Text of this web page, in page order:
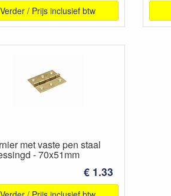
Verder / Prijs inclusief btw
met vaste pen staal
- 70x51mm
€ 1.33